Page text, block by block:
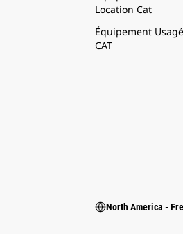
Location Cat
Équipement Usagé
CAT
North America -